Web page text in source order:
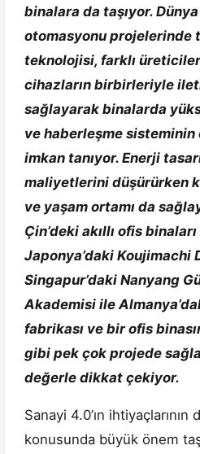
binalara da taşıyor.
otomasyonu projelerinde
teknolojisi, farklı
cihazların birbirleriyle
sağlayarak binalarda
ve haberleşme sisteminin
imkan tanıyor. Enerji
maliyetlerini düşürürken
ve yaşam ortamı da
Çin’deki akıllı ofis
Japonya’daki Koujimachi
Singapur’daki Nanyang
Akademisi ile
fabrikası ve bir ofis
gibi pek çok projede
değerle dikkat çekiyor.
Sanayi 4.0’ın
konusunda büyük önem